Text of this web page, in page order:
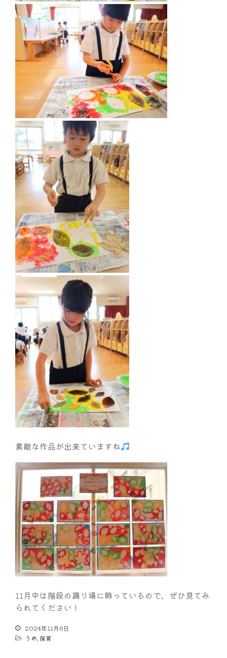
素敵な作品が出来ていますね
11月中は階段の踊り場に飾っているので、ぜひ見てみ
られてください！
2024年11月6日
うめ 保育